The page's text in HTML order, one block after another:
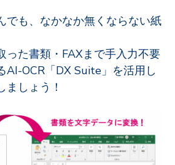
でも、なかなか無くならない紙
った書類・FAXまで手入力不要
AI-OCR「DX Suite」を活用し
ましょう！